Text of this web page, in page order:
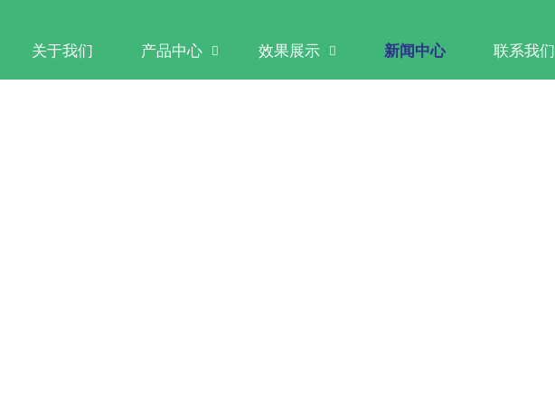
关于我们 产品中心  效果展示  新闻中心 联系我们
2026/03/09